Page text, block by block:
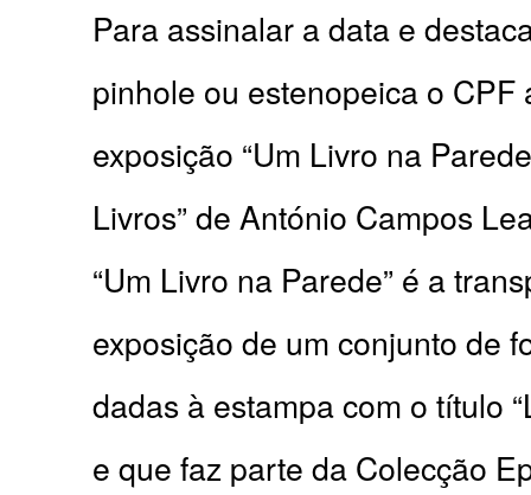
Para assinalar a data e
pinhole ou estenopeica o CPF
exposição “Um Livro na
Livros” de António Campos
“Um Livro na Parede” é a
exposição de um conjunto de
dadas à estampa com o título
e que faz parte da Colecção